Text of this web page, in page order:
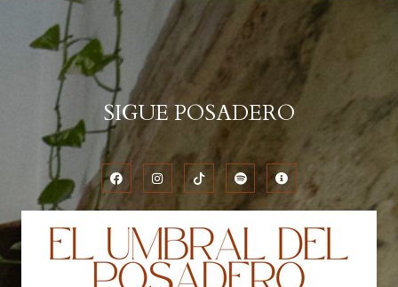
SIGUE POSADERO